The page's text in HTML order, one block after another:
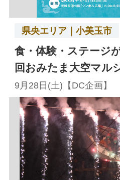
県央エリア｜小美玉市
食・体験・ステージ
回おみたま大空マル
9月28日(土)【DC企画】